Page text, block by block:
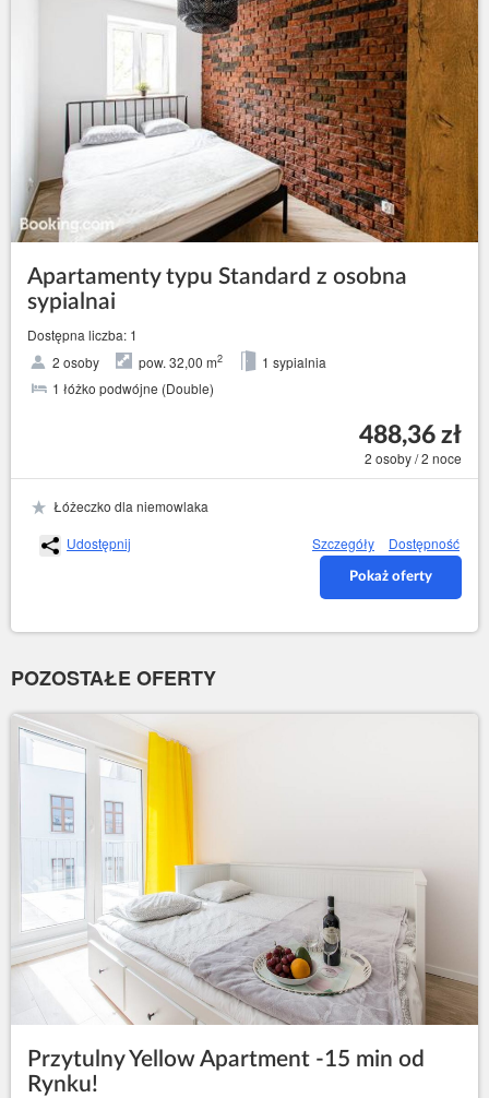
Apartamenty typu Standard z osobna
sypialnai
Dostępna liczba: 1
2 osoby
pow. 32,00 m2
1 sypialnia
1 łóżko podwójne (Double)
488,36 zł
2 osoby / 2 noce
Łóżeczko dla niemowlaka
Udostępnij
Szczegóły Dostępność
Pokaż oferty
POZOSTAŁE OFERTY
Przytulny Yellow Apartment -15 min od
Rynku!